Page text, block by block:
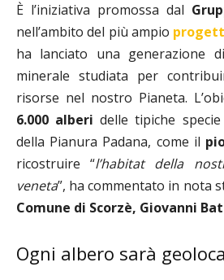
È l’iniziativa promossa dal
nell’ambito del più ampio
ha lanciato una generazione
minerale studiata per
risorse nel nostro Pianeta.
6.000 alberi delle tipiche
della Pianura Padana, come il
ricostruire “l’habitat della
veneta”, ha commentato in nota
Comune di Scorzè, Giovanni
Ogni albero sarà